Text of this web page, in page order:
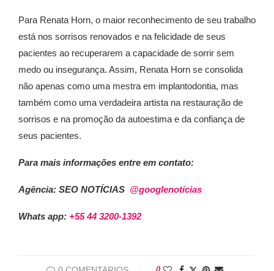
Para Renata Horn, o maior reconhecimento de seu trabalho
está nos sorrisos renovados e na felicidade de seus
pacientes ao recuperarem a capacidade de sorrir sem
medo ou insegurança. Assim, Renata Horn se consolida
não apenas como uma mestra em implantodontia, mas
também como uma verdadeira artista na restauração de
sorrisos e na promoção da autoestima e da confiança de
seus pacientes.
Para mais informações entre em contato:
Agência: SEO NOTÍCIAS @googlenoticias
Whats app: +55 44 3200-1392